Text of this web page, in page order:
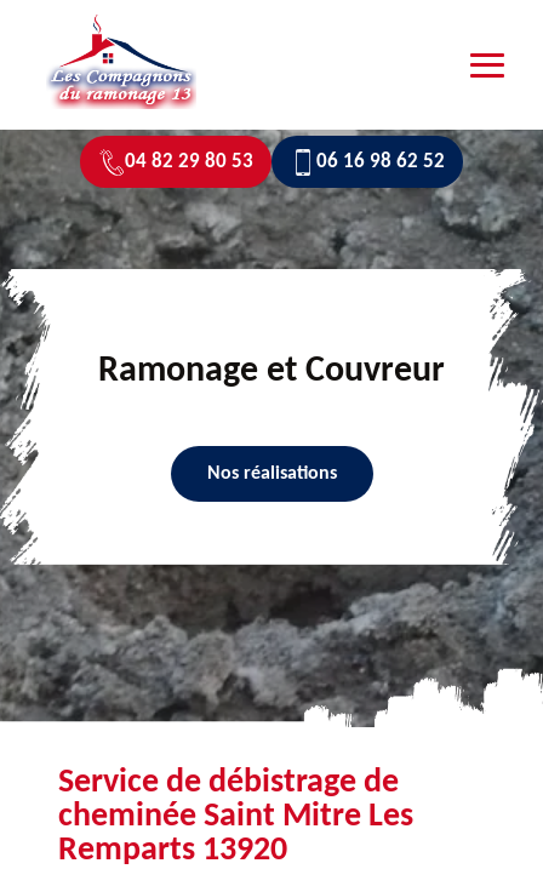
04 82 29 80 53 06 16 98 62 52
Ramonage et Couvreur
Nos réalisations
Service de débistrage de
cheminée Saint Mitre Les
Remparts 13920